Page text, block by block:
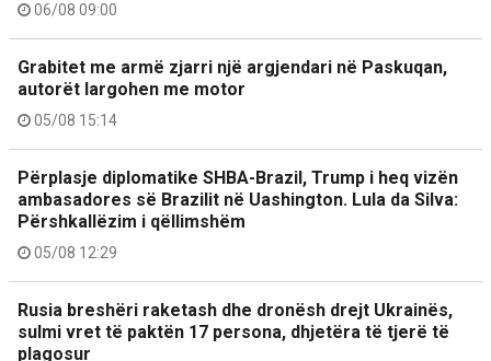
06/08 09:00
Grabitet me armë zjarri një argjendari në Paskuqan,
autorët largohen me motor
05/08 15:14
Përplasje diplomatike SHBA-Brazil, Trump i heq vizën
ambasadores së Brazilit në Uashington. Lula da Silva:
Përshkallëzim i qëllimshëm
05/08 12:29
Rusia breshëri raketash dhe dronësh drejt Ukrainës,
sulmi vret të paktën 17 persona, dhjetëra të tjerë të
plagosur